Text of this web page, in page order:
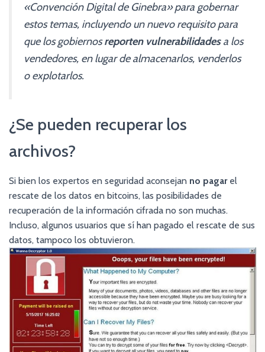
«Convención Digital de Ginebra» para gobernar
estos temas, incluyendo un nuevo requisito para
que los gobiernosreporten vulnerabilidadesa los
vendedores, en lugar de almacenarlos, venderlos
o explotarlos.
¿Se pueden recuperar los
archivos?
Si bien los expertos en seguridad aconsejan no pagarel
rescate de los datos en bitcoins, las posibilidades de
recuperación de la información cifrada no son muchas.
Incluso, algunos usuarios que sí han pagado el rescate de sus
datos, tampoco los obtuvieron.